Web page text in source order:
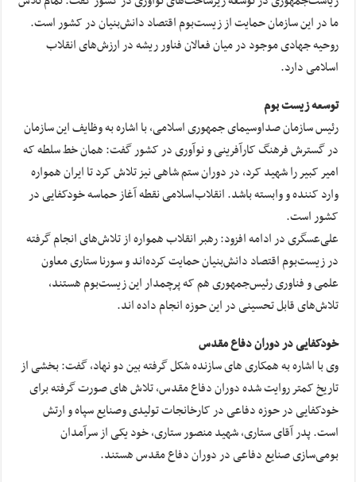
ما در این سازمان حمایت از زیست‌بوم اقتصاد دانش‌بنیان در کشور است.
روحیه جهادی موجود در میان فعالان فناور ریشه در ارزش‌های انقلاب
اسلامی دارد.
توسعه زیست بوم
رئیس سازمان صداوسیمای جمهوری اسلامی، با اشاره به وظایف این سازمان
در گسترش فرهنگ کارآفرینی و نوآوری در کشور گفت: همان خط سلطه که
امیر کبیر را شهید کرد، در دوران ستم شاهی نیز تلاش کرد تا ایران همواره
وارد کننده و وابسته باشد. انقلاب‌اسلامی نقطه آغاز حماسه خودکفایی در
کشور است.
علی‌عسگری در ادامه افزود: رهبر انقلاب همواره از تلاش‌های انجام گرفته
در زیست‌بوم اقتصاد دانش‌بنیان حمایت کرده‌اند و سورنا ستاری معاون
علمی و فناوری رئیس‌جمهوری هم که پرچمدار این زیست‌بوم هستند،
تلاش‌های قابل تحسینی در این حوزه انجام داده اند.
خودکفایی در دوران دفاع مقدس
وی با اشاره به همکاری های سازنده شکل گرفته بین دو نهاد، گفت: بخشی از
تاریخ کمتر روایت شده دوران دفاع مقدس، تلاش های صورت گرفته برای
خودکفایی در حوزه دفاعی در کارخانجات تولیدی وصنایع سپاه و ارتش
است. پدر آقای ستاری، شهید منصور ستاری، خود یکی از سرآمدان
بومی‌سازی صنایع دفاعی در دوران دفاع مقدس هستند.